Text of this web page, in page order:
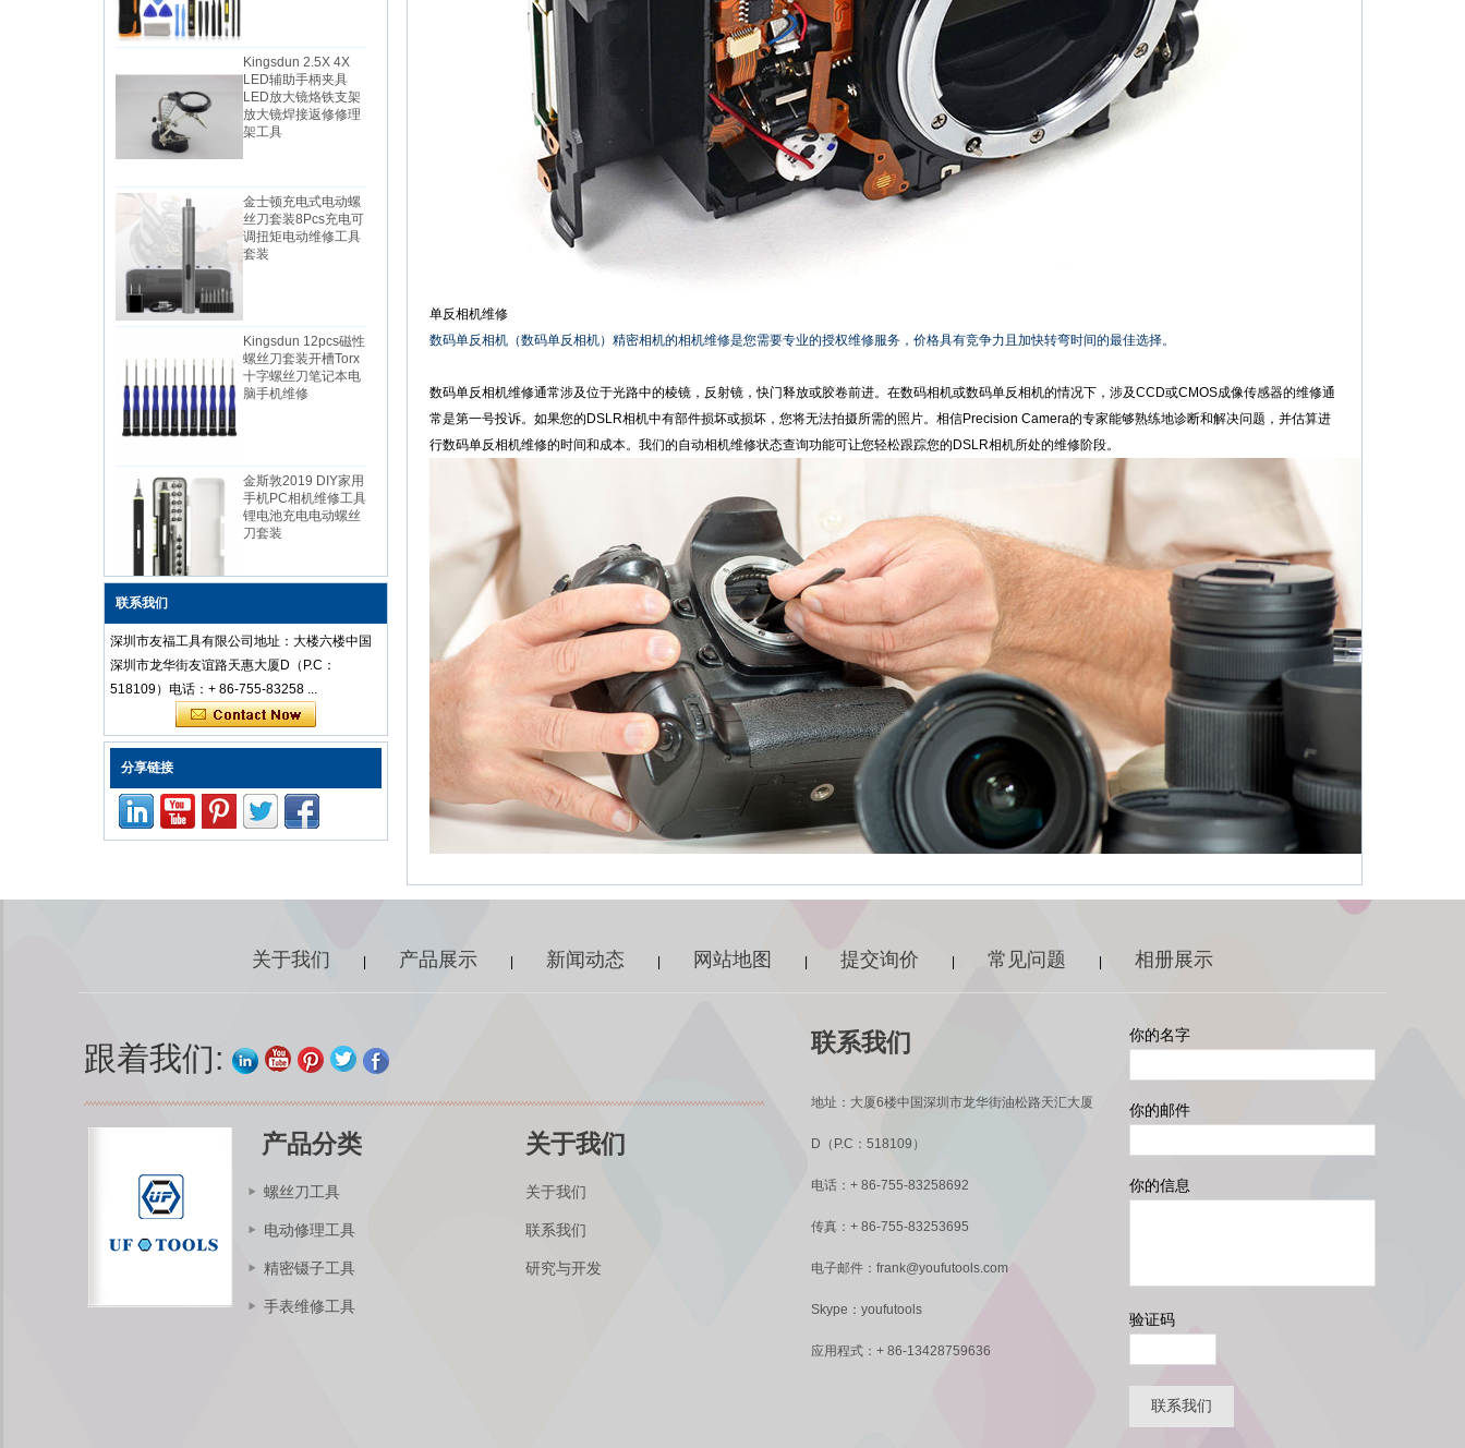
LED辅助手柄夹具
LED放大镜烙铁支架
放大镜焊接返修修理
架工具
丝刀套装8Pcs充电可
调扭矩电动维修工具
套装
Kingsdun 12pcs磁性
螺丝刀套装开槽Torx
十字螺丝刀笔记本电
脑手机维修
手机PC相机维修工具
锂电池充电电动螺丝
刀套装
为便携式笔记本电脑
维修
Kingsdun 112合1多
具套装
LED放大镜烙铁支架
放大镜焊接返修修理
金士顿充电式电动螺
调扭矩电动维修工具
联系我们
深圳市友福工具有限公司地址：大楼六楼中国
深圳市龙华街友谊路天惠大厦D（P.C：
518109）电话：+ 86-755-83258 ...
分享链接
单反相机维修
数码单反相机（数码单反相机）精密相机的相机维修是您需要专业的授权维修服务，价格具有竞争力且加快转弯时间的最佳选择。
数码单反相机维修通常涉及位于光路中的棱镜，反射镜，快门释放或胶卷前进。在数码相机或数码单反相机的情况下，涉及CCD或CMOS成像传感器的维修通
常是第一号投诉。如果您的DSLR相机中有部件损坏或损坏，您将无法拍摄所需的照片。相信Precision Camera的专家能够熟练地诊断和解决问题，并估算进
行数码单反相机维修的时间和成本。我们的自动相机维修状态查询功能可让您轻松跟踪您的DSLR相机所处的维修阶段。
关于我们 | 产品展示 | 新闻动态 | 网站地图 | 提交询价 | 常见问题 | 相册展示
跟着我们:
产品分类
螺丝刀工具
电动修理工具
精密镊子工具
手表维修工具
关于我们
关于我们
联系我们
研究与开发
联系我们
地址：大厦6楼中国深圳市龙华街油松路天汇大厦
D（P.C：518109）
电话：+ 86-755-83258692
传真：+ 86-755-83253695
电子邮件： frank@youfutools.com
Skype：youfutools
应用程式：+ 86-13428759636
你的名字
你的邮件
你的信息
验证码